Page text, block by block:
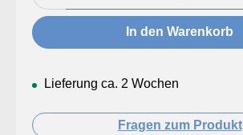
In den Warenkorb
Lieferung ca. 2 Wochen
Fragen zum Produkt